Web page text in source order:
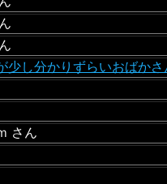
少し分かりずらいおばかさ
さん